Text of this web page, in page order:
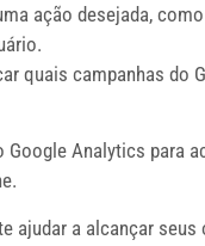
ação desejada,
quais campanhas
Analytics para
ajudar a alcançar